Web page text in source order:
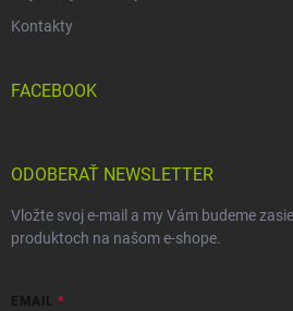
Kontakty
FACEBOOK
ODOBERAŤ NEWSLETTER
Vložte svoj e-mail a my Vám budeme
produktoch na našom e-shope.
EMAIL